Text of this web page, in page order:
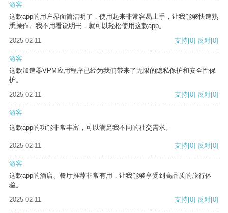
游客
这款app的用户界面简洁明了，使用起来非常容易上手，让我能够快速熟
悉操作。我不用看说明书，就可以轻松使用这款app。
2025-02-11
支持[0] 反对[0]
游客
这款加速器VPM应用程序已经为我们带来了无限的隐私保护和安全性保
护。
2025-02-11
支持[0] 反对[0]
游客
这款app的功能非常丰富，可以满足我不同的社交需求。
2025-02-11 支持[0] 反对[0]
游客
这款app的酒店、餐厅推荐非常有用，让我能够享受到高品质的旅行体
验。
2025-02-11
支持[0] 反对[0]